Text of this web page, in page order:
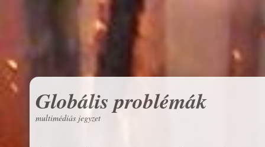
Globális problémák
multimédiás jegyzet